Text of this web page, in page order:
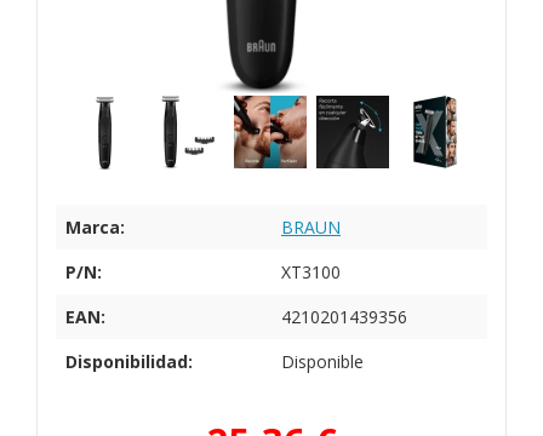
Marca:
BRAUN
P/N:
XT3100
EAN:
4210201439356
Disponibilidad:
Disponible